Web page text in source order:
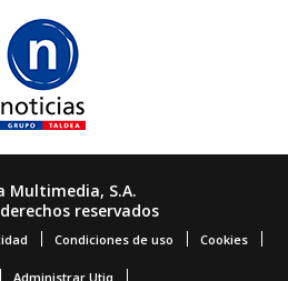
Multimedia, S.A.
reservados
Condiciones de uso Cookies
Administrar Utiq